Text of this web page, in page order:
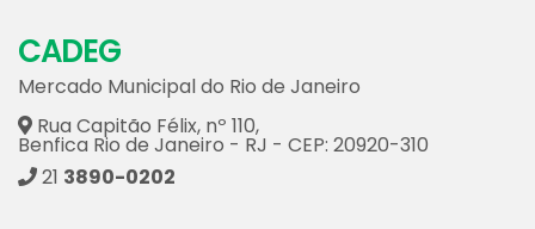
CADEG
Mercado Municipal do Rio de Janeiro
Rua Capitão Félix, nº 110,
Benfica Rio de Janeiro - RJ - CEP: 20920-310
21 3890-0202